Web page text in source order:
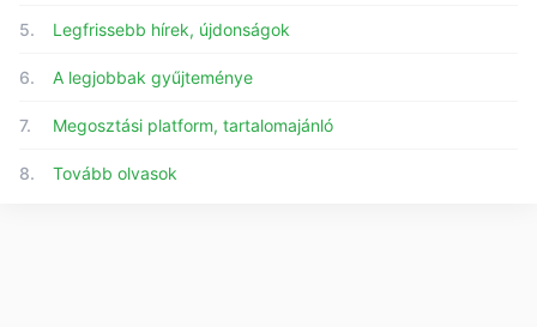
5. Legfrissebb hírek, újdonságok
6. A legjobbak gyűjteménye
7. Megosztási platform, tartalomajánló
8. Tovább olvasok